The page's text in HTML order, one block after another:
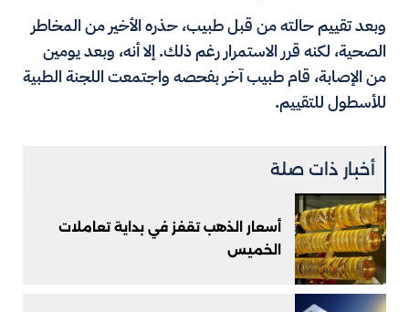
وبعد تقييم حالته من قبل طبيب، حذره الأخير من المخاطر
الصحية، لكنه قرر الاستمرار رغم ذلك. إلا أنه، وبعد يومين
من الإصابة، قام طبيب آخر بفحصه واجتمعت اللجنة الطبية
للأسطول للتقييم.
أخبار ذات صلة
أسعار الذهب تقفز في بداية تعاملات
الخميس